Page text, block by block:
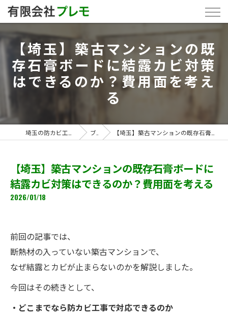
【埼玉】築古マンションの既
存石膏ボードに結露カビ対策
はできるのか？費用面を考え
る
ブログ 【埼玉】築古マンションの既存石膏ボードに結露カビ対策はできるのか？費用面を考える
【埼玉】築古マンションの既存石膏ボードに
結露カビ対策はできるのか？費用面を考える
2026/01/18
前回の記事では、
断熱材の入っていない築古マンションで、
なぜ結露とカビが止まらないのかを解説しました。
今回はその続きとして、
・どこまでなら防カビ工事で対応できるのか